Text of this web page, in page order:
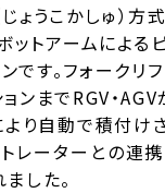
ょうこかしゅ）方
ットアームによ
です。フォークリ
ンまでRGV・
り自動で積付け
レーターとの連
した。